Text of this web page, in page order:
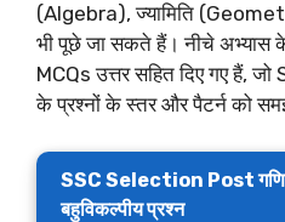
(Algebra), ज्यामिति
भी पूछे जा सकते हैं। नीचे अभ्यास के
MCQs उत्तर सहित दिए गए हैं,
के प्रश्नों के स्तर और पैटर्न को
SSC Selection Post
बहुविकल्पीय प्रश्न